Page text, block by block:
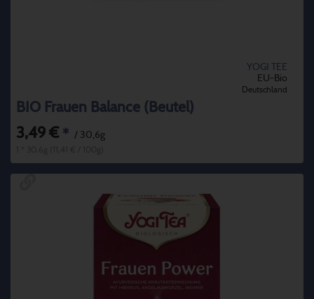
YOGI TEE
EU-Bio
Deutschland
BIO Frauen Balance (Beutel)
3,49 € * / 30,6g